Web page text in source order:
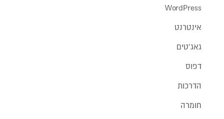
WordPress
אינטרנט
גאג'טים
דפוס
הדרכות
חומרה